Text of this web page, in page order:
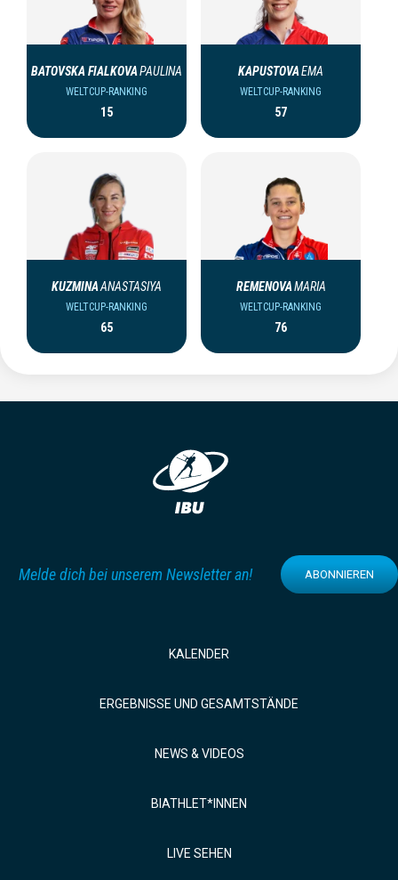
BATOVSKA FIALKOVAPAULINA
WELTCUP-RANKING
15
KAPUSTOVAEMA
WELTCUP-RANKING
57
KUZMINAANASTASIYA
WELTCUP-RANKING
65
REMENOVAMARIA
WELTCUP-RANKING
76
Melde dich bei unserem Newsletter an! ABONNIEREN
KALENDER
ERGEBNISSE UND GESAMTSTÄNDE
NEWS & VIDEOS
BIATHLET*INNEN
LIVE SEHEN